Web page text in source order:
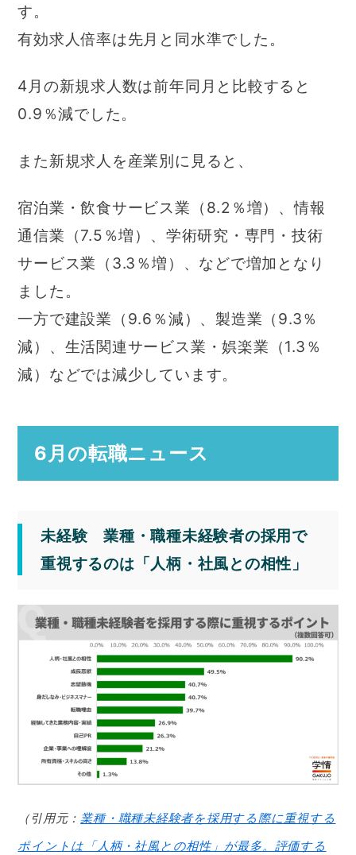
す。
有効求人倍率は先月と同水準でした。
4月の新規求人数は前年同月と比較すると
0.9％減でした。
また新規求人を産業別に見ると、
宿泊業・飲食サービス業（8.2％増）、情報
通信業（7.5％増）、学術研究・専門・技術
サービス業（3.3％増）、などで増加となり
ました。
一方で建設業（9.6％減）、製造業（9.3％
減）、生活関連サービス業・娯楽業（1.3％
減）などでは減少しています。
6月の転職ニュース
未経験 業種・職種未経験者の採用で
重視するのは「人柄・社風との相性」
（引用元： 業種・職種未経験者を採用する際に重視する
ポイントは「人柄・社風との相性」が最多。評価する